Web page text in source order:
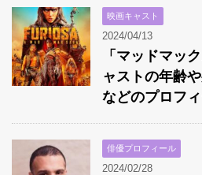
映画キャスト
2024/04/13
「マッドマッ
ャストの年齢
などのプロフ
俳優プロフィール
2024/02/28